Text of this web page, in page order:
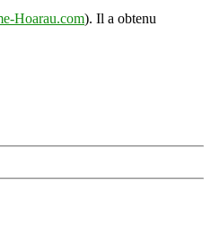
Hoarau.com). Il a obtenu